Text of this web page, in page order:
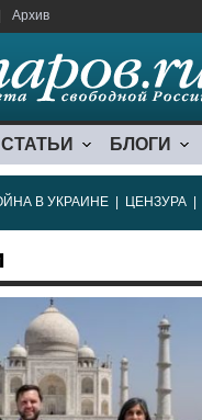
Архив
СТАТЬИ БЛОГИ
В УКРАИНЕ ЦЕНЗУРА